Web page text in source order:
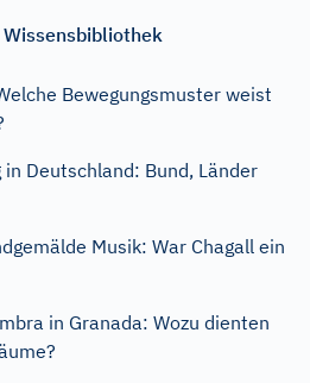
Bewegungsmuster weist
Deutschland: Bund, Länder
Musik: War Chagall ein
in Granada: Wozu dienten